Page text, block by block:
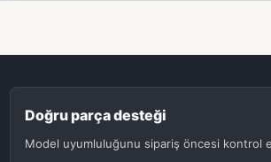
Doğru parça desteği
Model uyumluluğunu sipariş öncesi kontrol